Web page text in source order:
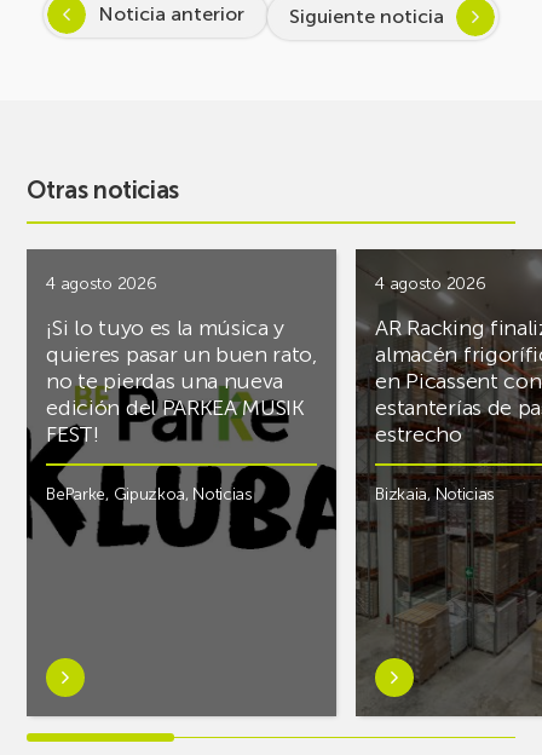
Noticia anterior Siguiente noticia
Otras noticias
4 agosto 2026
¡Si lo tuyo es la música y
quieres pasar un buen rato,
no te pierdas una nueva
edición del PARKEA MUSIK
FEST!
BeParke, Gipuzkoa, Noticias
Saber
más
sobre¡Si
4 agosto 2026
AR Racking
almacén
en Picassent con
estanterías de
estrecho
Bizkaia,Noticias
Saber
más